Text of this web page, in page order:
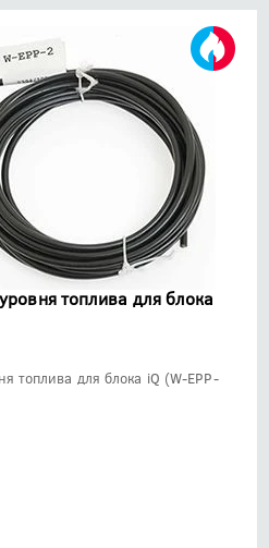
топлива для блока
топлива для блока iQ (W-EPP-